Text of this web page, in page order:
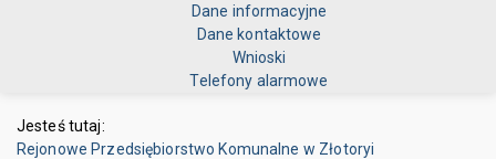
Dane informacyjne
Dane kontaktowe
Wnioski
Telefony alarmowe
Jesteś tutaj:
Rejonowe Przedsiębiorstwo Komunalne w Złotoryi